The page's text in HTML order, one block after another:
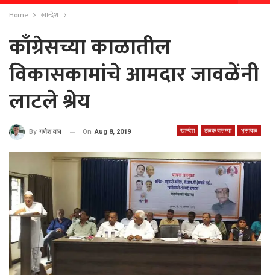
Home खान्देश
काँग्रेसच्या काळातील
विकासकामांचे आमदार जावळेंनी
लाटले श्रेय
खान्देश ठळक बातम्या भुसावळ
By गणेश वाघ On Aug 8, 2019